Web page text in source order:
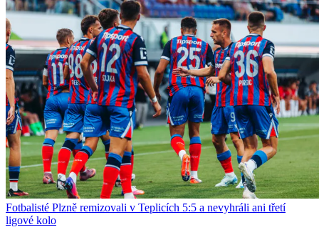
Fotbalisté Plzně remizovali v Teplicích 5:5 a nevyhráli ani třetí
ligové kolo